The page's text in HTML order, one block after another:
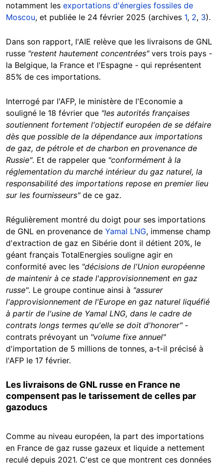
notamment les exportations d'énergies fossiles de
Moscou, et publiée le 24 février 2025 (archives 1, 2, 3).
Dans son rapport, l'AIE relève que les livraisons de GNL
russe "restent hautement concentrées"vers trois pays -
la Belgique, la France et l'Espagne - qui représentent
85% de ces importations.
Interrogé par l'AFP, le ministère de l'Economie a
souligné le 18 février que "les autorités françaises
soutiennent fortement l'objectif européen de se défaire
dès que possible de la dépendance aux importations
de gaz, de pétrole et de charbon en provenance de
Russie". Et de rappeler que "conformément à la
réglementation du marché intérieur du gaz naturel, la
responsabilité des importations repose en premier lieu
sur les fournisseurs"de ce gaz.
Régulièrement montré du doigt pour ses importations
de GNL en provenance de Yamal LNG, immense champ
d'extraction de gaz en Sibérie dont il détient 20%, le
géant français TotalEnergies souligne agir en
conformité avec les "décisions de l'Union européenne
de maintenir à ce stade l'approvisionnement en gaz
russe". Le groupe continue ainsi à "assurer
l'approvisionnement de l'Europe en gaz naturel liquéfié
à partir de l'usine de Yamal LNG, dans le cadre de
contrats longs termes qu'elle se doit d'honorer"-
contrats prévoyant un "volume fixe annuel"
d'importation de 5 millions de tonnes, a-t-il précisé à
l'AFP le 17 février.
Les livraisons de GNL russe en France ne
compensent pas le tarissement de celles par
gazoducs
Comme au niveau européen, la part des importations
en France de gaz russe gazeux et liquide a nettement
reculé depuis 2021. C'est ce que montrent ces données